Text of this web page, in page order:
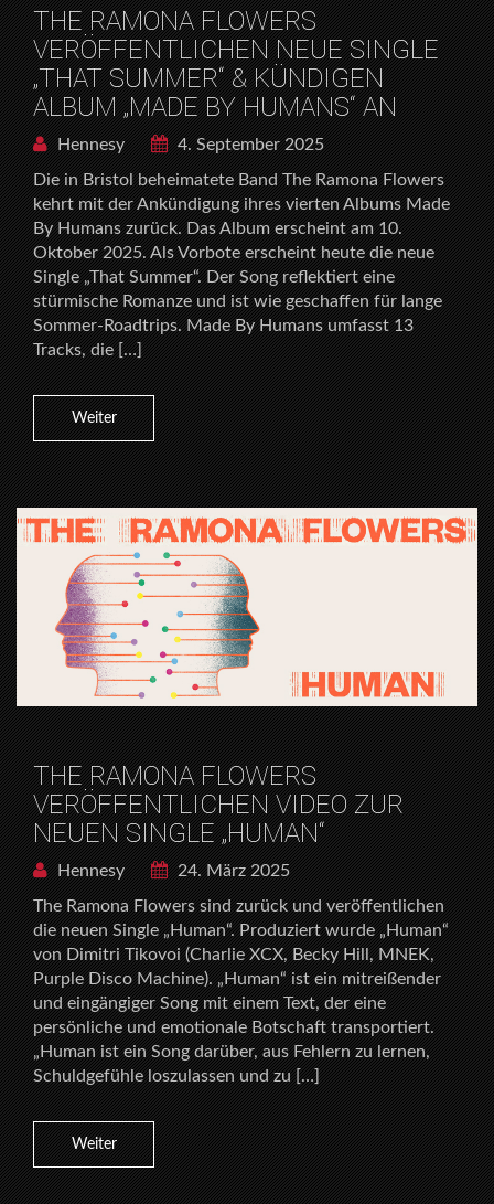
THE RAMONA FLOWERS
VERÖFFENTLICHEN NEUE SINGLE
„THAT SUMMER“ & KÜNDIGEN
ALBUM „MADE BY HUMANS“ AN
Hennesy
4. September 2025
Die in Bristol beheimatete Band The Ramona Flowers
kehrt mit der Ankündigung ihres vierten Albums Made
By Humans zurück. Das Album erscheint am 10.
Oktober 2025. Als Vorbote erscheint heute die neue
Single „That Summer“. Der Song reflektiert eine
stürmische Romanze und ist wie geschaffen für lange
Sommer-Roadtrips. Made By Humans umfasst 13
Tracks, die […]
Weiter
THE RAMONA FLOWERS
VERÖFFENTLICHEN VIDEO ZUR
NEUEN SINGLE „HUMAN“
Hennesy
24. März 2025
The Ramona Flowers sind zurück und veröffentlichen
die neuen Single „Human“. Produziert wurde „Human“
von Dimitri Tikovoi (Charlie XCX, Becky Hill, MNEK,
Purple Disco Machine). „Human“ ist ein mitreißender
und eingängiger Song mit einem Text, der eine
persönliche und emotionale Botschaft transportiert.
„Human ist ein Song darüber, aus Fehlern zu lernen,
Schuldgefühle loszulassen und zu […]
Weiter